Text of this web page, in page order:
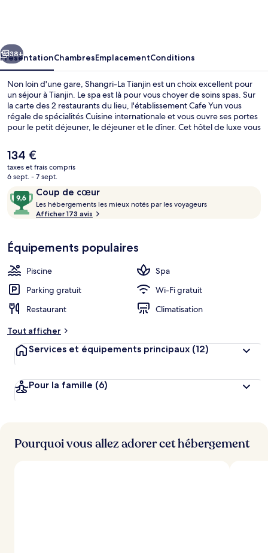
Suivant
38+
PrésentationChambresEmplacementConditions
Non loin d'une gare, Shangri-La Tianjin est un choix excellent pour
un séjour à Tianjin. Le spa est là pour vous choyer de soins spas. Sur
la carte des 2 restaurants du lieu, l'établissement Cafe Yun vous
régale de spécialités Cuisine internationale et vous ouvre ses portes
pour le petit déjeuner, le déjeuner et le dîner. Cet hôtel de luxe vous
d'une salle de fitness. L'hébergement se situe à une très courte
distance à pied des transports publics : Station de métro
Dawangzhuang se trouve à 7 min et Station Shiyijing, à 10 min.
Le
prix
actuel
de
134 €.
134 €
taxes et frais compris
6 sept. - 7 sept.
Avis
voyageurs
Coup de cœur
9,6
sur
10,
cœur
Les hébergements les mieux notés par les voyageurs
n
i
e
Afficher 173 avis
Équipements populaires
Piscine
Spa
Parking gratuit
Wi-Fi gratuit
Restaurant
Climatisation
Tout afficher
Services et équipements principaux (12)
Pour la famille (6)
Pourquoi vous allez adorer cet hébergement